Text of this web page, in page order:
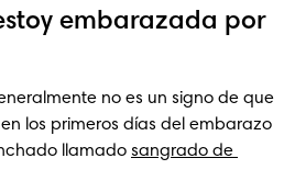
embarazada por
no es un signo de que
los primeros días del embarazo
llamado sangrado de